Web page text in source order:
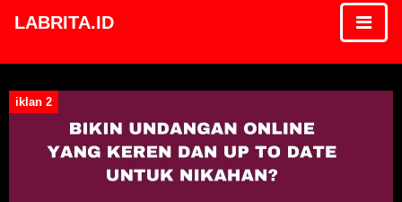
LABRITA.ID
iklan 2